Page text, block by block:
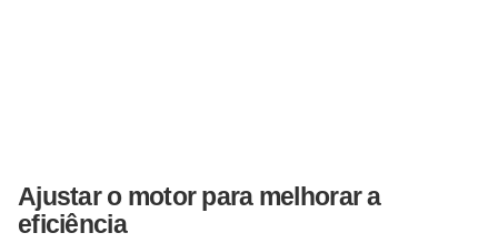
Ajustar o motor para melhorar a
eficiência